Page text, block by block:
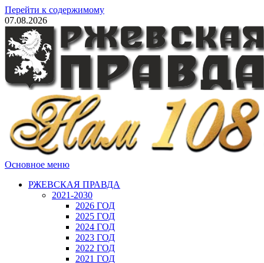
Перейти к содержимому
07.08.2026
Основное меню
РЖЕВСКАЯ ПРАВДА
2021-2030
2026 ГОД
2025 ГОД
2024 ГОД
2023 ГОД
2022 ГОД
2021 ГОД